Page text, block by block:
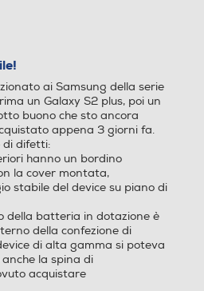
tua
AI
Presenza AI
ai Samsung della serie
un Galaxy S2 plus, poi un
buono che sto ancora
appena 3 giorni fa.
di difetti:
hanno un bordino
la cover montata,
stabile del device su piano di
della batteria in dotazione è
della confezione di
di alta gamma si poteva
la spina di
acquistare